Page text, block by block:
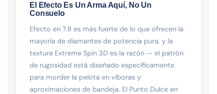
El Efecto Es Un Arma Aquí, No Un
Consuelo
Efecto en 7.8 es más fuerte de lo que ofrecen la
mayoría de diamantes de potencia pura, y la
textura Extreme Spin 3D es la razón — el patrón
de rugosidad está diseñado específicamente
para morder la pelota en víboras y
aproximaciones de bandeja. El Punto Dulce en